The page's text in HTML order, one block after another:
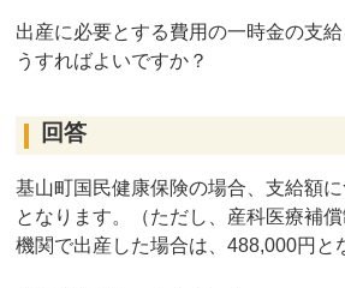
出産に必要とする費用の一時金の支
うすればよいですか？
回答
基山町国民健康保険の場合、支給額
となります。（ただし、産科医療補
機関で出産した場合は、488,000円と